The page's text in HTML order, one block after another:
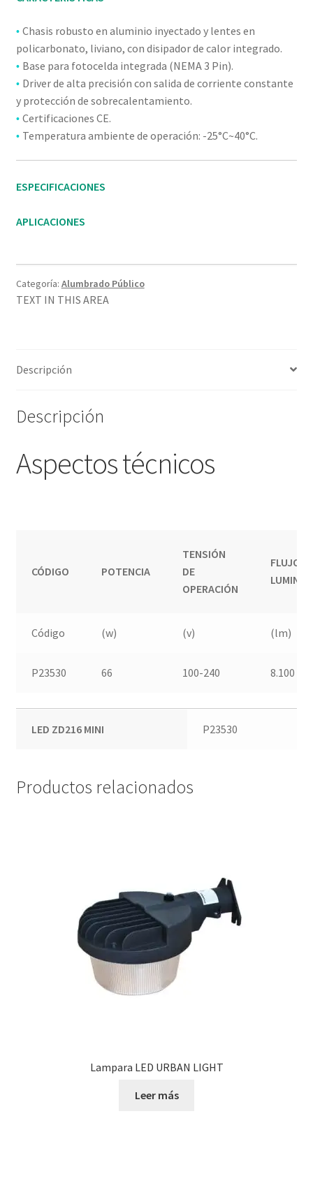
• Chasis robusto en aluminio inyectado y lentes en
policarbonato, liviano, con disipador de calor integrado.
• Base para fotocelda integrada (NEMA 3 Pin).
• Driver de alta precisión con salida de corriente constante
y protección de sobrecalentamiento.
• Certificaciones CE.
• Temperatura ambiente de operación: -25°C~40°C.
ESPECIFICACIONES
APLICACIONES
Categoría: Alumbrado Público
TEXT IN THIS AREA
Descripción
Descripción
Aspectos técnicos
CÓDIGO POTENCIA
TENSIÓN
DE
OPERACIÓN
FLUJO
Código (w) (v) (lm)
P23530 66 100-240 8.100
LED ZD216 MINI P23530
Productos relacionados
Lampara LED URBAN LIGHT
Leer más